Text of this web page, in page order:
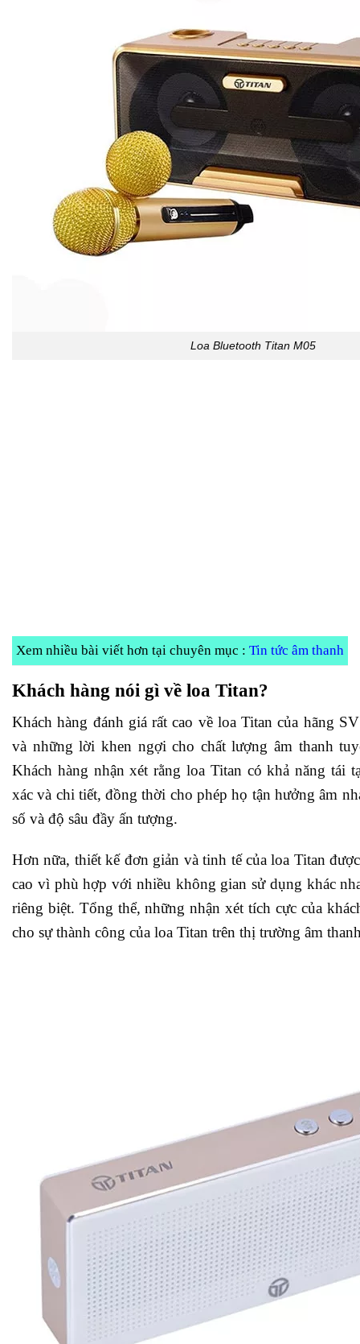
Loa Bluetooth Titan M05
Xem nhiều bài viết hơn tại chuyên mục : Tin tức âm thanh
Khách hàng nói gì về loa Titan?
Khách hàng đánh giá rất cao về loa Titan của hãng
và những lời khen ngợi cho chất lượng âm thanh
Khách hàng nhận xét rằng loa Titan có khả năng tái
xác và chi tiết, đồng thời cho phép họ tận hưởng âm
số và độ sâu đầy ấn tượng.
Hơn nữa, thiết kế đơn giản và tinh tế của loa Titan
cao vì phù hợp với nhiều không gian sử dụng khác
riêng biệt. Tổng thể, những nhận xét tích cực của
cho sự thành công của loa Titan trên thị trường âm